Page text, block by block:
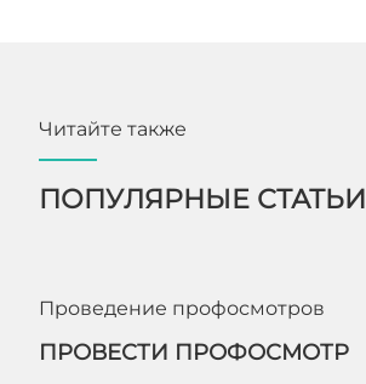
Читайте также
ПОПУЛЯРНЫЕ СТАТЬИ
Проведение профосмотров
ПРОВЕСТИ ПРОФОСМОТР